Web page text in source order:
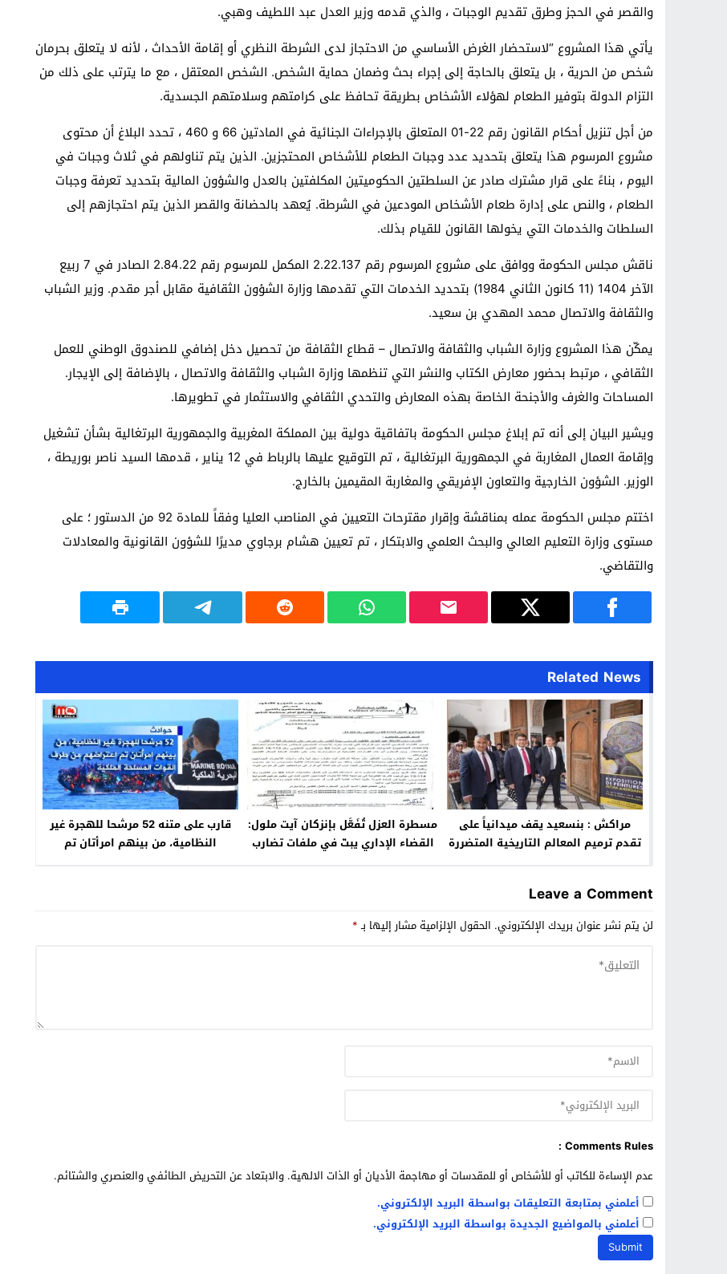
والقصر في الحجز وطرق تقديم الوجبات ، والذي قدمه وزير العدل عبد اللطيف وهبي.
يأتي هذا المشروع “لاستحضار الغرض الأساسي من الاحتجاز لدى الشرطة النظري أو إقامة الأحداث ، لأنه لا يتعلق بحرمان
شخص من الحرية ، بل يتعلق بالحاجة إلى إجراء بحث وضمان حماية الشخص. الشخص المعتقل ، مع ما يترتب على ذلك من
التزام الدولة بتوفير الطعام لهؤلاء الأشخاص بطريقة تحافظ على كرامتهم وسلامتهم الجسدية.
من أجل تنزيل أحكام القانون رقم 22-01 المتعلق بالإجراءات الجنائية في المادتين 66 و 460 ، تحدد البلاغ أن محتوى
مشروع المرسوم هذا يتعلق بتحديد عدد وجبات الطعام للأشخاص المحتجزين. الذين يتم تناولهم في ثلاث وجبات في
اليوم ، بناءً على قرار مشترك صادر عن السلطتين الحكوميتين المكلفتين بالعدل والشؤون المالية بتحديد تعرفة وجبات
الطعام ، والنص على إدارة طعام الأشخاص المودعين في الشرطة. يُعهد بالحضانة والقصر الذين يتم احتجازهم إلى
السلطات والخدمات التي يخولها القانون للقيام بذلك.
ناقش مجلس الحكومة ووافق على مشروع المرسوم رقم 2.22.137 المكمل للمرسوم رقم 2.84.22 الصادر في 7 ربيع
الآخر 1404 (11 كانون الثاني 1984) بتحديد الخدمات التي تقدمها وزارة الشؤون الثقافية مقابل أجر مقدم. وزير الشباب
والثقافة والاتصال محمد المهدي بن سعيد.
يمكّن هذا المشروع وزارة الشباب والثقافة والاتصال – قطاع الثقافة من تحصيل دخل إضافي للصندوق الوطني للعمل
الثقافي ، مرتبط بحضور معارض الكتاب والنشر التي تنظمها وزارة الشباب والثقافة والاتصال ، بالإضافة إلى الإيجار.
المساحات والغرف والأجنحة الخاصة بهذه المعارض والتحدي الثقافي والاستثمار في تطويرها.
ويشير البيان إلى أنه تم إبلاغ مجلس الحكومة باتفاقية دولية بين المملكة المغربية والجمهورية البرتغالية بشأن تشغيل
وإقامة العمال المغاربة في الجمهورية البرتغالية ، تم التوقيع عليها بالرباط في 12 يناير ، قدمها السيد ناصر بوريطة ،
الوزير. الشؤون الخارجية والتعاون الإفريقي والمغاربة المقيمين بالخارج.
اختتم مجلس الحكومة عمله بمناقشة وإقرار مقترحات التعيين في المناصب العليا وفقاً للمادة 92 من الدستور ؛ على
مستوى وزارة التعليم العالي والبحث العلمي والابتكار ، تم تعيين هشام برجاوي مديرًا للشؤون القانونية والمعادلات
والتقاضي.
Related News
مراكش : بنسعيد يقف ميدانياً على
تقدم ترميم المعالم التاريخية المتضررة
مسطرة العزل تُفَعَّل بإنزكان آيت ملول:
القضاء الإداري يبتّ في ملفات تضارب
قارب على متنه 52 مرشحا للهجرة غير
النظامية، من بينهم امرأتان تم
Leave a Comment
لن يتم نشر عنوان بريدك الإلكتروني. الحقول الإلزامية مشار إليها بـ*
Comments Rules :
عدم الإساءة للكاتب أو للأشخاص أو للمقدسات أو مهاجمة الأديان أو الذات الالهية. والابتعاد عن التحريض الطائفي والعنصري والشتائم.
أعلمني بمتابعة التعليقات بواسطة البريد الإلكتروني.
أعلمني بالمواضيع الجديدة بواسطة البريد الإلكتروني.